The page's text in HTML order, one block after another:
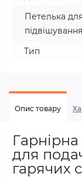
Петелька для
підвішування
Тип
Опис товару
для
гарячих